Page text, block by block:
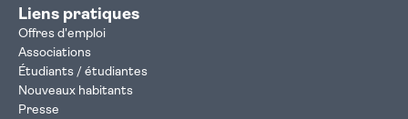
Liens pratiques
Offres d'emploi
Associations
Étudiants / étudiantes
Nouveaux habitants
Presse